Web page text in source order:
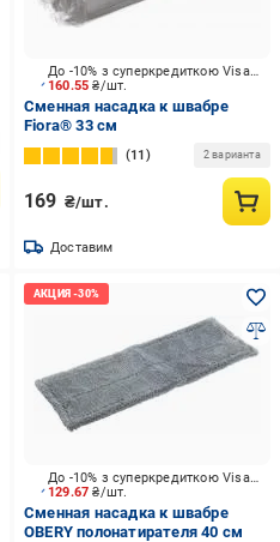
160.55₴/шт.
До -10% з суперкредиткою Visa Вигода
Сменная насадка к швабре
Fiora® 33 см
11 2 варианта
169 ₴/шт.
Доставим
129.67₴/шт.
До -10% з суперкредиткою Visa Вигода
Сменная насадка к швабре
OBERY полонатирателя 40 см